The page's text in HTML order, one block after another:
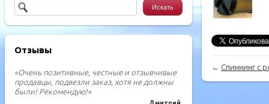
Отзывы
«Очень позитивные, честные и отзывчивые
продавцы, подвезли заказ, хотя не должны
были! Рекомендую!»
← Спиннинг с